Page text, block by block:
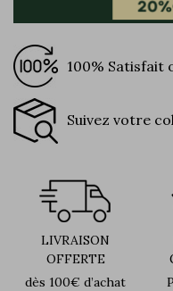
100% Satisfait
Suivez votre
LIVRAISON
OFFERTE
dès 100€ d’achat